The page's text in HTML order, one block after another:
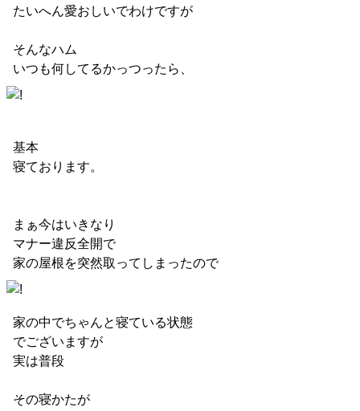
たいへん愛おしいでわけですが
そんなハム
いつも何してるかっつったら、
基本
寝ております。
まぁ今はいきなり
マナー違反全開で
家の屋根を突然取ってしまったので
家の中でちゃんと寝ている状態
でございますが
実は普段
その寝かたが